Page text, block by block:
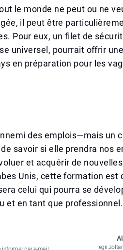
le monde ne peut ou ne
il peut être
Pour eux, un filet de
universel, pourrait offrir
en préparation pour les
des emplois—mais un
savoir si elle prendra nos
et acquérir de
Unis, cette formation est
celui qui pourra se
et en tant que professionnel.